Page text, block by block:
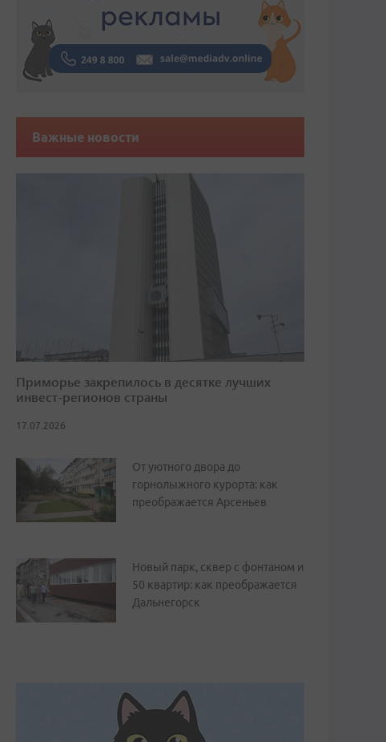
Важные новости
Приморье закрепилось в десятке лучших
инвест-регионов страны
17.07.2026
От уютного двора до
горнолыжного курорта: как
преображается Арсеньев
Новый парк, сквер с фонтаном и
50 квартир: как преображается
Дальнегорск